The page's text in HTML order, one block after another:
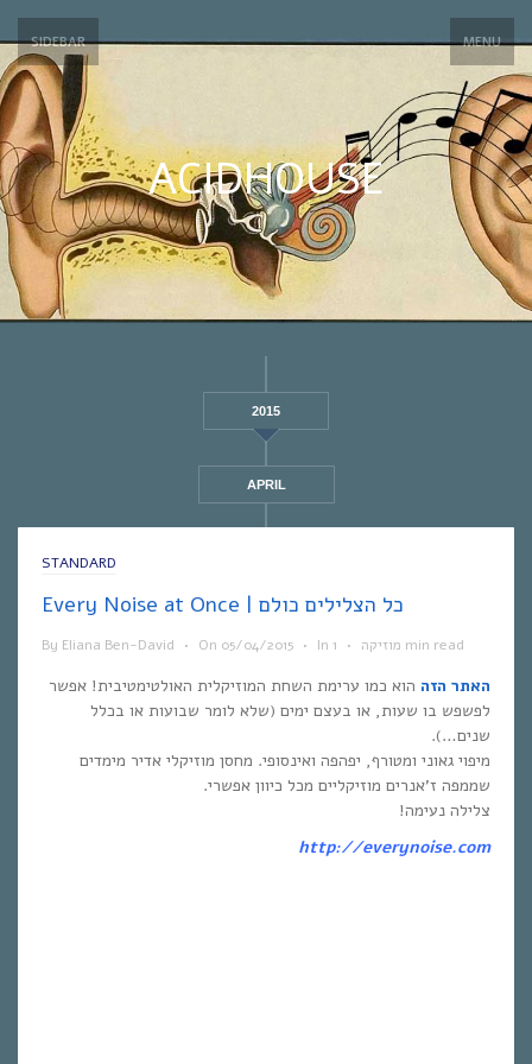
SIDEBAR MENU
ACIDHOUSE
2015
APRIL
STANDARD
Every Noise at Once | כל הצלילים כולם
By Eliana Ben-David • On 05/04/2015 • In מוזיקה • 1 min read
האתר הזה הוא כמו ערימת השחת המוזיקלית האולטימטיבית! אפשר
לפשפש בו שעות, או בעצם ימים (שלא לומר שבועות או בכלל
שנים…).
מיפוי גאוני ומטורף, יפהפה ואינסופי. מחסן מוזיקלי אדיר מימדים
שממפה ז’אנרים מוזיקליים מכל כיוון אפשרי.
צלילה נעימה!
http://everynoise.com